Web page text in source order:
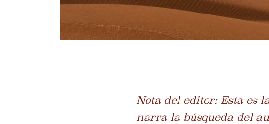
Nota del editor: Esta es
narra la búsqueda del